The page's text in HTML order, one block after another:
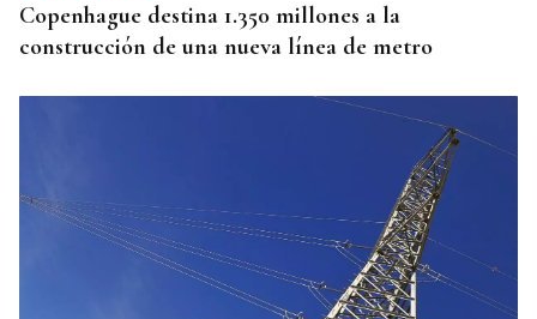
Copenhague destina 1.350 millones a la
construcción de una nueva línea de metro